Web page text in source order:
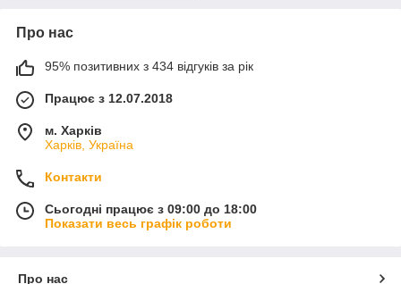
Про нас
95% позитивних з 434 відгуків за рік
Працює з 12.07.2018
м. Харків
Харків, Україна
Контакти
Сьогодні працює з 09:00 до 18:00
Показати весь графік роботи
Про нас